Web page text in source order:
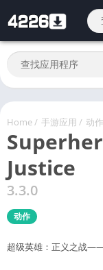
Home/ 手游应用 / 动作
Justice
3.3.0
动作
超级英雄：正义之战